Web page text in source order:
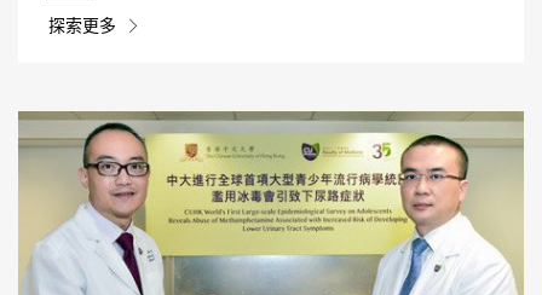
探索更多